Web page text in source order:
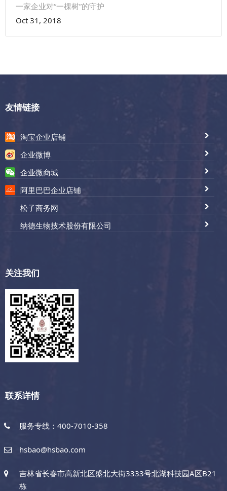
一家企业对“一棵树”的守护
Oct 31, 2018
友情链接
淘宝企业店铺
企业微博
企业微商城
阿里巴巴企业店铺
松子商务网
纳德生物技术股份有限公司
关注我们
联系详情
服务专线：400-7010-358
hsbao@hsbao.com
吉林省长春市高新北区盛北大街3333号北湖科技园A区B21
栋